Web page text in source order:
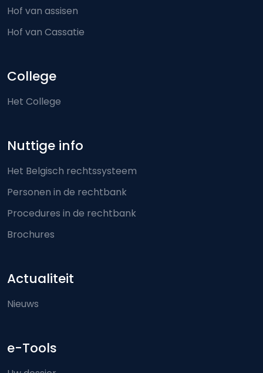
Hof van assisen
Hof van Cassatie
College
Het College
Nuttige info
Het Belgisch rechtssysteem
Personen in de rechtbank
Procedures in de rechtbank
Brochures
Actualiteit
Nieuws
e-Tools